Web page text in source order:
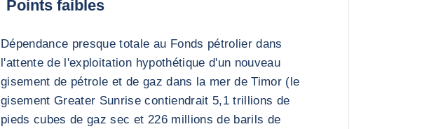
Points faibles
Dépendance presque totale au Fonds pétrolier dans
l'attente de l'exploitation hypothétique d'un nouveau
gisement de pétrole et de gaz dans la mer de Timor (le
gisement Greater Sunrise contiendrait 5,1 trillions de
pieds cubes de gaz sec et 226 millions de barils de